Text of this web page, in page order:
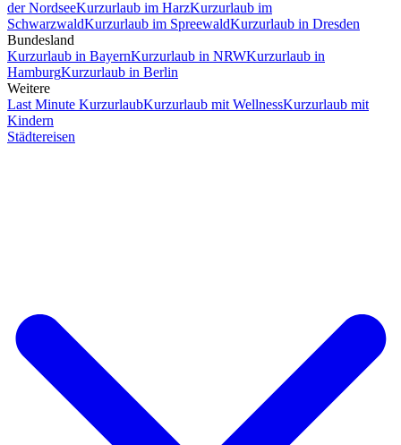
der NordseeKurzurlaub im HarzKurzurlaub im
SchwarzwaldKurzurlaub im SpreewaldKurzurlaub in Dresden
Bundesland
Kurzurlaub in BayernKurzurlaub in NRWKurzurlaub in
HamburgKurzurlaub in Berlin
Weitere
Last Minute KurzurlaubKurzurlaub mit WellnessKurzurlaub mit
Kindern
Städtereisen